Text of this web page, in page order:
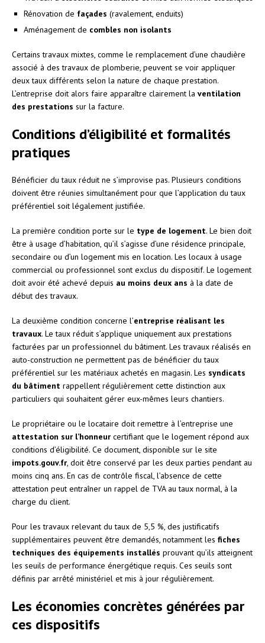
Rénovation de façades (ravalement, enduits)
Aménagement de combles non isolants
Certains travaux mixtes, comme le remplacement d’une chaudière
associé à des travaux de plomberie, peuvent se voir appliquer
deux taux différents selon la nature de chaque prestation.
L’entreprise doit alors faire apparaître clairement la ventilation
des prestations sur la facture.
Conditions d’éligibilité et formalités
pratiques
Bénéficier du taux réduit ne s’improvise pas. Plusieurs conditions
doivent être réunies simultanément pour que l’application du taux
préférentiel soit légalement justifiée.
La première condition porte sur le type de logement. Le bien doit
être à usage d’habitation, qu’il s’agisse d’une résidence principale,
secondaire ou d’un logement mis en location. Les locaux à usage
commercial ou professionnel sont exclus du dispositif. Le logement
doit avoir été achevé depuis au moins deux ans à la date de
début des travaux.
La deuxième condition concerne l’entreprise réalisant les
travaux. Le taux réduit s’applique uniquement aux prestations
facturées par un professionnel du bâtiment. Les travaux réalisés en
auto-construction ne permettent pas de bénéficier du taux
préférentiel sur les matériaux achetés en magasin. Les syndicats
du bâtiment rappellent régulièrement cette distinction aux
particuliers qui souhaitent gérer eux-mêmes leurs chantiers.
Le propriétaire ou le locataire doit remettre à l’entreprise une
attestation sur l’honneur certifiant que le logement répond aux
conditions d’éligibilité. Ce document, disponible sur le site
impots.gouv.fr , doit être conservé par les deux parties pendant au
moins cinq ans. En cas de contrôle fiscal, l’absence de cette
attestation peut entraîner un rappel de TVA au taux normal, à la
charge du client.
Pour les travaux relevant du taux de 5,5 %, des justificatifs
supplémentaires peuvent être demandés, notamment les fiches
techniques des équipements installés prouvant qu’ils atteignent
les seuils de performance énergétique requis. Ces seuils sont
définis par arrêté ministériel et mis à jour régulièrement.
Les économies concrètes générées par
ces dispositifs